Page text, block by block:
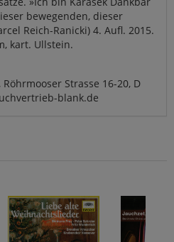
bewegenden, dieser
Reich-Ranicki) 4. Aufl. 2015.
kart. Ullstein.
Strasse 16-20, D
blank.de